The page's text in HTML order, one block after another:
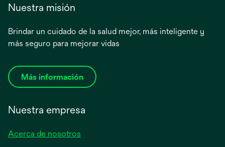
Nuestra misión
Brindar un cuidado de la salud mejor, más inteligente y
más seguro para mejorar vidas
Más información
Nuestra empresa
Acerca de nosotros